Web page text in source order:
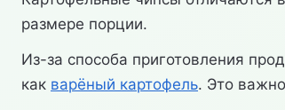
размере порции.
Из-за способа приготовления
как варёный картофель. Это